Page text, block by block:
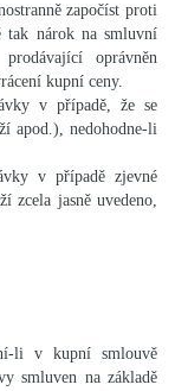
započíst proti
tak nárok na smluvní
oprávněn
kupní ceny.
v případě, že se
apod.), nedohodne-li
v případě zjevné
zcela jasně uvedeno,
li v kupní smlouvě
smluven na základě